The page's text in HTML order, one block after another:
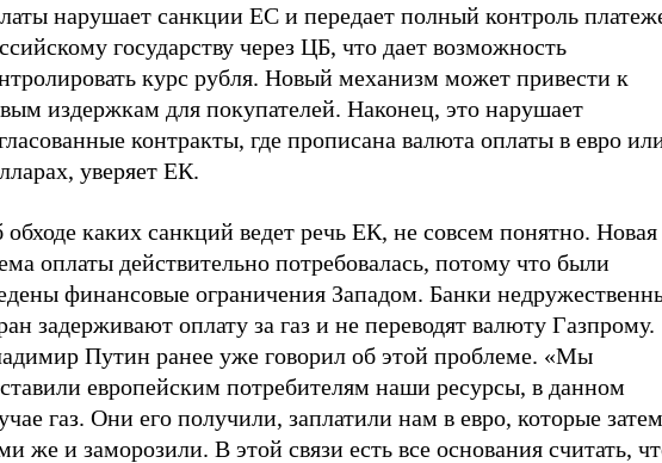
нарушает санкции ЕС и передает полный контроль
государству через ЦБ, что дает возможность
курс рубля. Новый механизм может привести к
издержкам для покупателей. Наконец, это нарушает
контракты, где прописана валюта оплаты в евро
уверяет ЕК.
обходе каких санкций ведет речь ЕК, не совсем понятно. Новая
оплаты действительно потребовалась, потому что были
финансовые ограничения Западом. Банки
задерживают оплату за газ и не переводят валюту Газпрому.
Путин ранее уже говорил об этой проблеме. «Мы
европейским потребителям наши ресурсы, в данном
газ. Они его получили, заплатили нам в евро, которые затем
же и заморозили. В этой связи есть все основания считать,